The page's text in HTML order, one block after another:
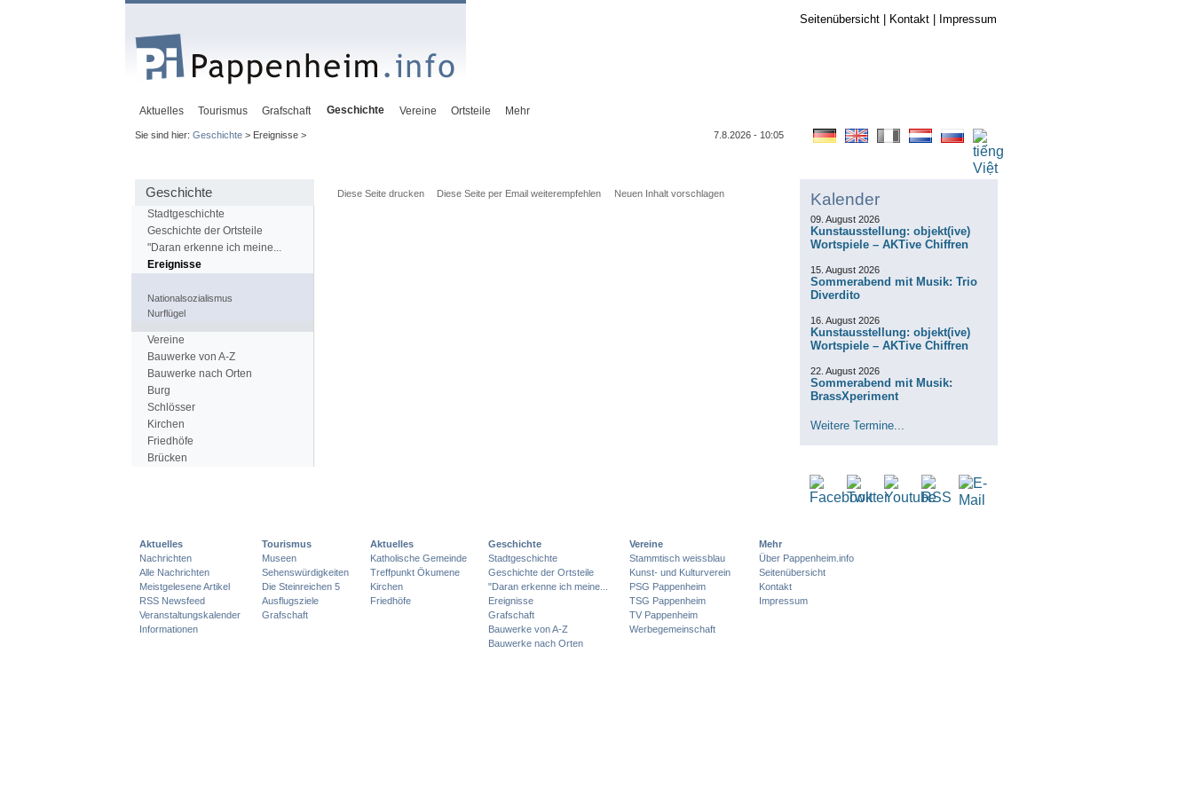
Seitenübersicht| Kontakt| Impressum
Aktuelles Tourismus Grafschaft Geschichte Vereine Ortsteile Mehr
Sie sind hier: Geschichte> Ereignisse > 7.8.2026 - 10:05
Geschichte
Stadtgeschichte
Geschichte der Ortsteile
"Daran erkenne ich meine...
Ereignisse
Nationalsozialismus
Nurflügel
Vereine
Bauwerke von A-Z
Bauwerke nach Orten
Burg
Schlösser
Kirchen
Friedhöfe
Brücken
Kalender
09. August 2026
Kunstausstellung: objekt(ive)
Wortspiele – AKTive Chiffren
15. August 2026
Sommerabend mit Musik: Trio
Diverdito
16. August 2026
Kunstausstellung: objekt(ive)
Wortspiele – AKTive Chiffren
22. August 2026
Sommerabend mit Musik:
BrassXperiment
Weitere Termine...
Diese Seite drucken Diese Seite per Email weiterempfehlen Neuen Inhalt vorschlagen
Aktuelles
Nachrichten
Alle Nachrichten
Meistgelesene Artikel
RSS Newsfeed
Veranstaltungskalender
Informationen
Tourismus
Museen
Sehenswürdigkeiten
Die Steinreichen 5
Ausflugsziele
Grafschaft
Aktuelles
Katholische Gemeinde
Treffpunkt Ökumene
Kirchen
Friedhöfe
Geschichte
Stadtgeschichte
Geschichte der Ortsteile
"Daran erkenne ich meine...
Ereignisse
Grafschaft
Bauwerke von A-Z
Bauwerke nach Orten
Vereine
Stammtisch weissblau
Kunst- und Kulturverein
PSG Pappenheim
TSG Pappenheim
TV Pappenheim
Werbegemeinschaft
Mehr
Über Pappenheim.info
Seitenübersicht
Kontakt
Impressum